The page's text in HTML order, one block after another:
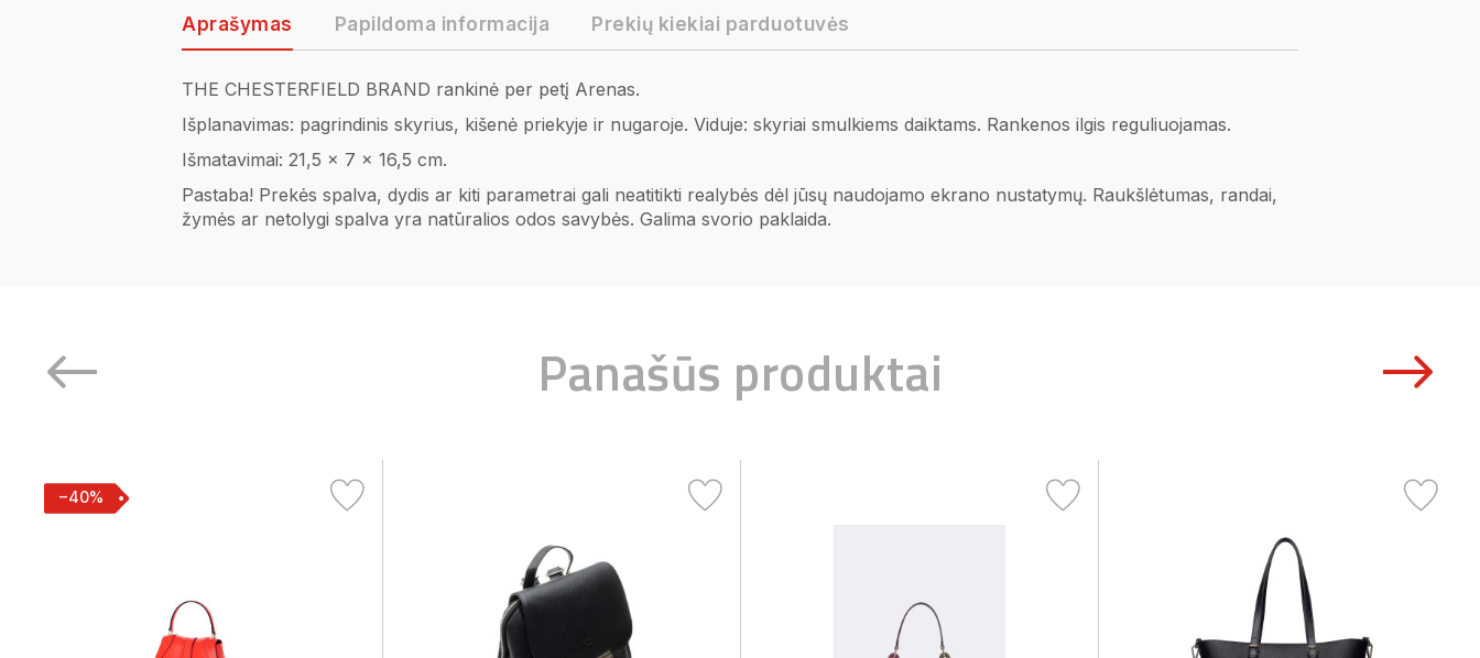
Aprašymas Papildoma informacija Prekių kiekiai parduotuvės
THE CHESTERFIELD BRAND rankinė per petį Arenas.
Išplanavimas: pagrindinis skyrius, kišenė priekyje ir nugaroje. Viduje: skyriai smulkiems daiktams. Rankenos ilgis reguliuojamas.
Išmatavimai: 21,5 x 7 x 16,5 cm.
Pastaba! Prekės spalva, dydis ar kiti parametrai gali neatitikti realybės dėl jūsų naudojamo ekrano nustatymų. Raukšlėtumas, randai,
žymės ar netolygi spalva yra natūralios odos savybės. Galima svorio paklaida.
Panašūs produktai
−40%